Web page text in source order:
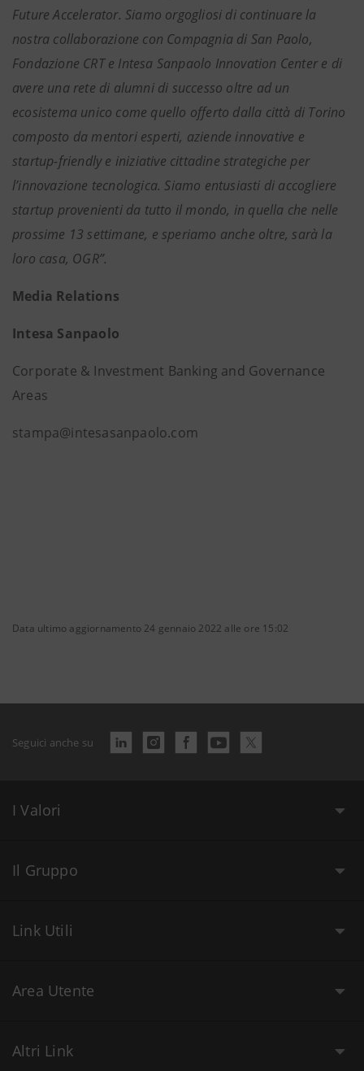
Future Accelerator. Siamo orgogliosi di continuare la
nostra collaborazione con Compagnia di San Paolo,
Fondazione CRT e Intesa Sanpaolo Innovation Center e di
avere una rete di alumni di successo oltre ad un
ecosistema unico come quello offerto dalla città di Torino
composto da mentori esperti, aziende innovative e
startup-friendly e iniziative cittadine strategiche per
l’innovazione tecnologica. Siamo entusiasti di accogliere
startup provenienti da tutto il mondo, in quella che nelle
prossime 13 settimane, e speriamo anche oltre, sarà la
loro casa, OGR”.
Media Relations
Intesa Sanpaolo
Corporate & Investment Banking and Governance
Areas
stampa@intesasanpaolo.com
Data ultimo aggiornamento 24 gennaio 2022 alle ore 15:02
Seguici anche su
I Valori
Il Gruppo
Link Utili
Area Utente
Altri Link